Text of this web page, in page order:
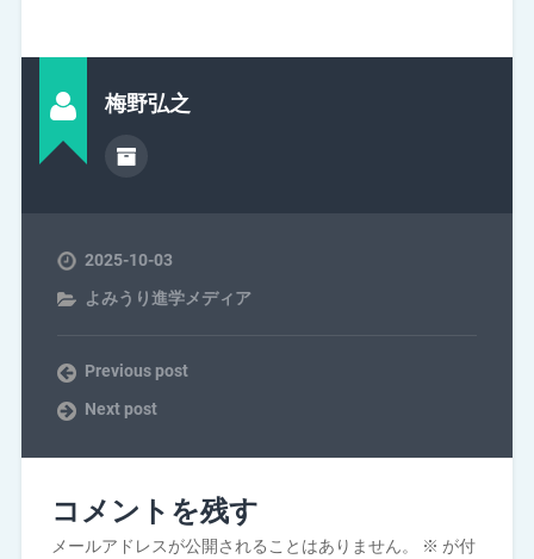
梅野弘之
2025-10-03
よみうり進学メディア
Previous post
Next post
コメントを残す
メールアドレスが公開されることはありません。 ※ が付